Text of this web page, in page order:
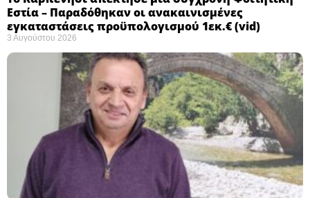
Εστία – Παραδόθηκαν οι ανακαινισμένες
εγκαταστάσεις προϋπολογισμού 1εκ.€ (vid)
3 Αυγούστου 2026